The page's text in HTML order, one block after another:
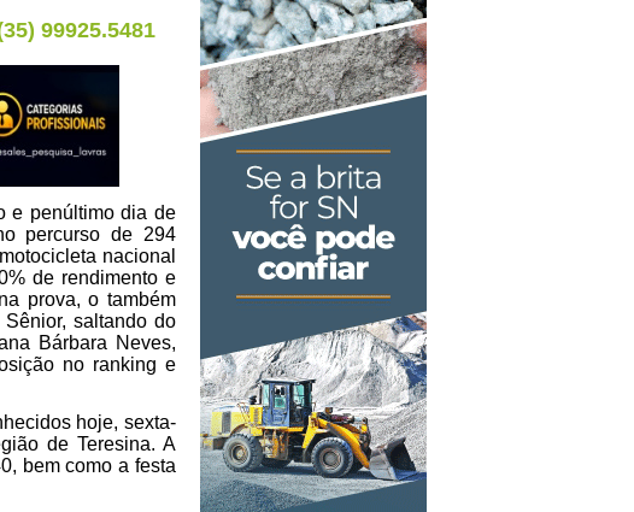
99925.5481
e penúltimo dia de
percurso de 294
nacional
de rendimento e
prova, o também
saltando do
Bárbara Neves,
no ranking e
hoje, sexta-
de Teresina. A
bem como a festa